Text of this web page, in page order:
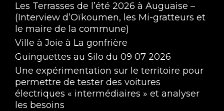
Les Terrasses de l’été 2026 à Auguaise –
(Interview d’Oïkoumen, les Mi-gratteurs et
le maire de la commune)
Ville à Joie à La gonfrière
Guinguettes au Silo du 09 07 2026
Une expérimentation sur le territoire pour
permettre de tester des voitures
électriques « intermédiaires » et analyser
les besoins